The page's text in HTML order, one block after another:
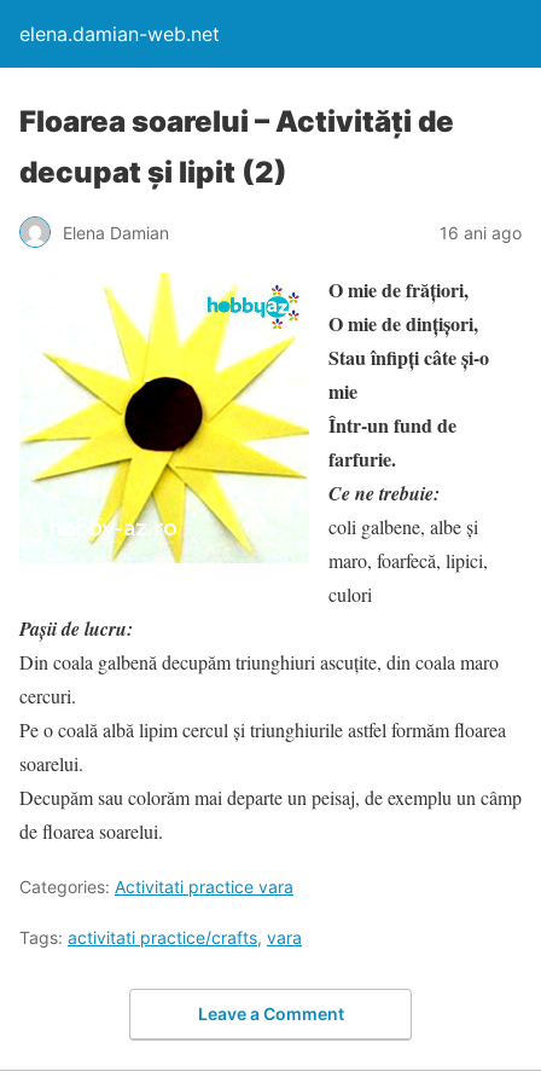
elena.damian-web.net
Floarea soarelui – Activităţi de
decupat şi lipit (2)
Elena Damian 16 ani ago
O mie de frăţiori,
O mie de dinţişori,
Stau înfipţi câte şi-o
mie
Într-un fund de
farfurie.
Ce ne trebuie:
coli galbene, albe şi
maro, foarfecă, lipici,
culori
Paşii de lucru:
Din coala galbenă decupăm triunghiuri ascuţite, din coala maro
cercuri.
Pe o coală albă lipim cercul şi triunghiurile astfel formăm floarea
soarelui.
Decupăm sau colorăm mai departe un peisaj, de exemplu un câmp
de floarea soarelui.
Categories: Activitati practice vara
Tags: activitati practice/crafts, vara
Leave a Comment